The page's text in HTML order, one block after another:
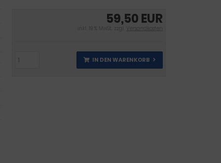
59,50 EUR
inkl. 19 % MwSt. zzgl. Versandkosten
IN DEN WARENKORB